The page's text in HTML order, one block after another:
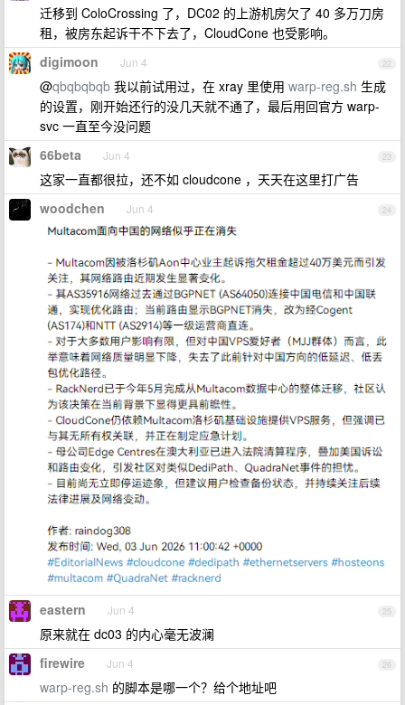
迁移到 ColoCrossing 了，DC02 的上游机房欠了 40 多万刀房
租，被房东起诉干不下去了，CloudCone 也受影响。
22
digimoon Jun 4
@qbqbqbqb 我以前试用过，在 xray 里使用 warp-reg.sh 生成
的设置，刚开始还行的没几天就不通了，最后用回官方 warp-
svc 一直至今没问题
23
66beta Jun 4
这家一直都很拉，还不如 cloudcone ，天天在这里打广告
24
woodchen Jun 4
25
eastern Jun 4
原来就在 dc03 的内心毫无波澜
26
firewire Jun 4
warp-reg.sh 的脚本是哪一个？给个地址吧